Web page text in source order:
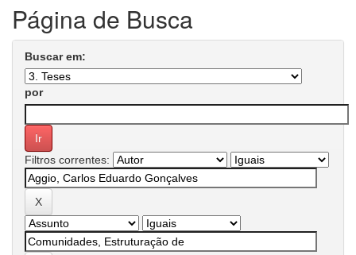
Página de Busca
Buscar em:
por
Filtros correntes: